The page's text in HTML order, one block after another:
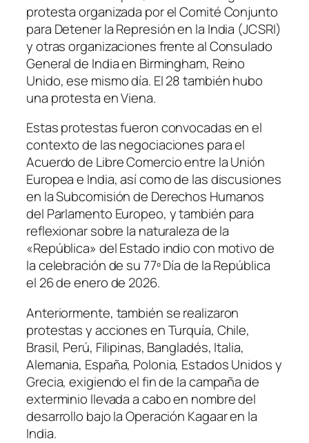
protesta organizada por el Comité Conjunto
para Detener la Represión en la India (JCSRI)
y otras organizaciones frente al Consulado
General de India en Birmingham, Reino
Unido, ese mismo día. El 28 también hubo
una protesta en Viena.
Estas protestas fueron convocadas en el
contexto de las negociaciones para el
Acuerdo de Libre Comercio entre la Unión
Europea e India, así como de las discusiones
en la Subcomisión de Derechos Humanos
del Parlamento Europeo, y también para
reflexionar sobre la naturaleza de la
«República» del Estado indio con motivo de
la celebración de su 77º Día de la República
el 26 de enero de 2026.
Anteriormente, también se realizaron
protestas y acciones en Turquía, Chile,
Brasil, Perú, Filipinas, Bangladés, Italia,
Alemania, España, Polonia, Estados Unidos y
Grecia, exigiendo el fin de la campaña de
exterminio llevada a cabo en nombre del
desarrollo bajo la Operación Kagaar en la
India.